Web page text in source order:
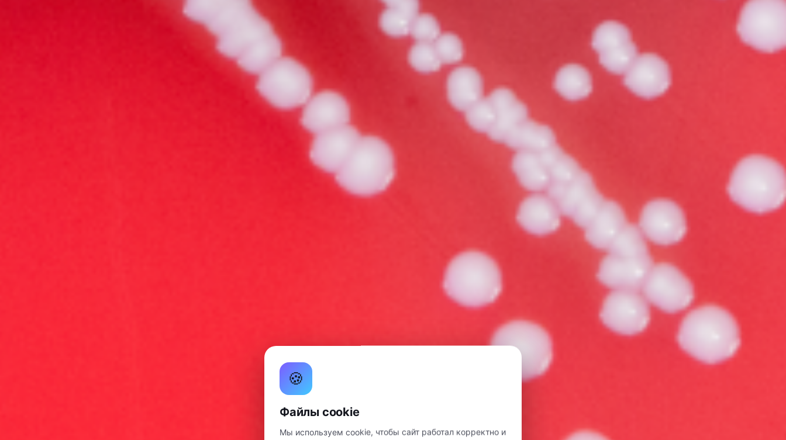
🍪
Файлы cookie
Мы используем cookie, чтобы сайт работал корректно и